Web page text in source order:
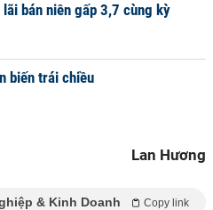
bán niên gấp 3,7 cùng kỳ
biến trái chiều
Lan Hương
& Kinh Doanh Copy link